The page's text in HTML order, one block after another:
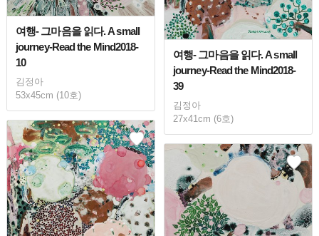
여행- 그마음을 읽다. A small
journey-Read the Mind2018-
10
김정아
53x45cm (10호)
여행- 그마음을 읽다. A small
journey-Read the Mind2018-
39
김정아
27x41cm (6호)